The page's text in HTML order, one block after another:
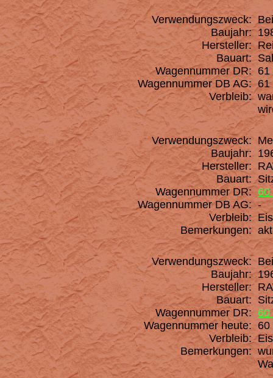
Verwendungszweck:
Baujahr:
Hersteller:
Bauart:
Wagennummer DR: 61
Wagennummer DB AG: 61
Verbleib:
Verwendungszweck:
Baujahr:
Hersteller:
Bauart:
Wagennummer DR: 60
Wagennummer DB AG:-
Verbleib:
Bemerkungen:
Verwendungszweck:
Baujahr:
Hersteller:
Bauart:
Wagennummer DR: 60
Wagennummer heute: 60
Verbleib:
Bemerkungen: